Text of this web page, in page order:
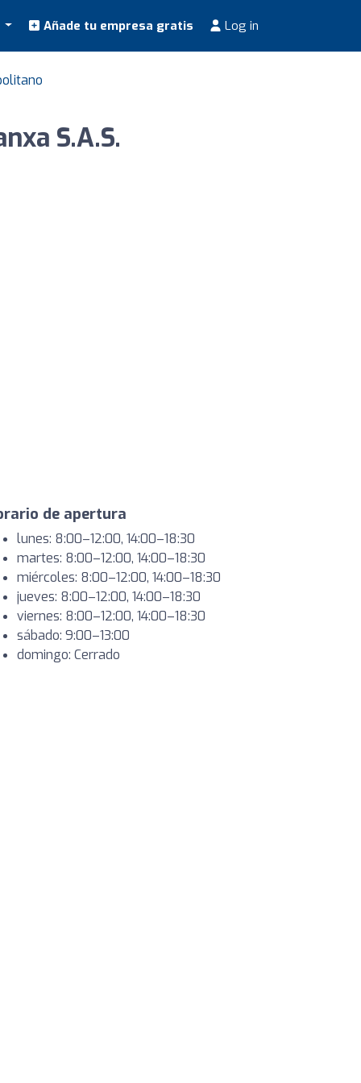
Añade tu empresa gratis Log in
S.A.S.
de apertura
lunes: 8:00–12:00, 14:00–18:30
martes: 8:00–12:00, 14:00–18:30
miércoles: 8:00–12:00, 14:00–18:30
jueves: 8:00–12:00, 14:00–18:30
viernes: 8:00–12:00, 14:00–18:30
sábado: 9:00–13:00
domingo: Cerrado